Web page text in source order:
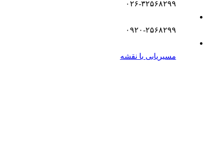
۰۲۶-۳۲۵۶۸۲۹۹
۰۹۲۰-۲۵۶۸۲۹۹
مسیریابی با نقشه